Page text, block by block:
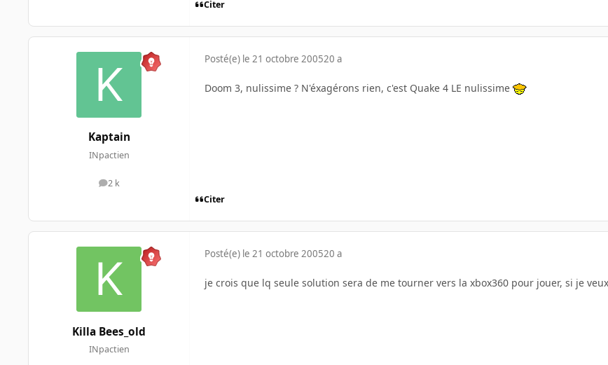
Citer
Kaptain
INpactien
2 k
messages
Posté(e) le 21 octobre 200520 a
Doom 3, nulissime ? N'éxagérons rien, c'est Quake 4 LE nulissime
Citer
Killa Bees_old
INpactien
Posté(e) le 21 octobre 200520 a
je crois que lq seule solution sera de me tourner vers la xbox360 pour jouer, si je